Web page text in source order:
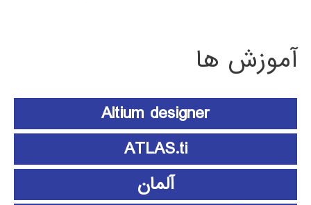
آموزش ها
Altium designer
ATLAS.ti
آلمان